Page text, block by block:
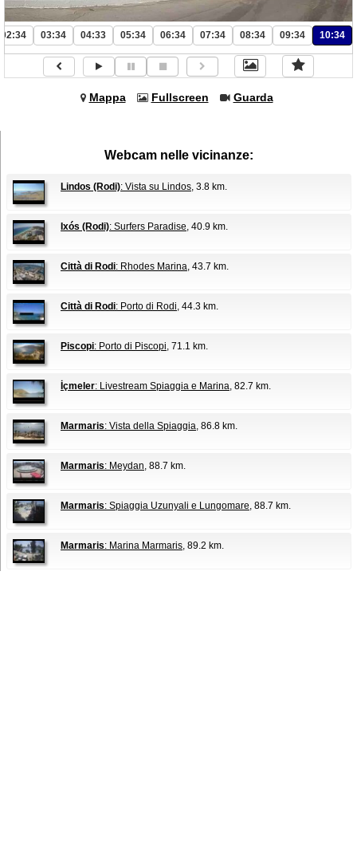
02:34 03:34 04:33 05:34 06:34 07:34 08:34 09:34 10:34
Mappa Fullscreen Guarda
Webcam nelle vicinanze:
Lindos (Rodi): Vista su Lindos, 3.8 km.
Ixós (Rodi): Surfers Paradise, 40.9 km.
Città di Rodi: Rhodes Marina, 43.7 km.
Città di Rodi: Porto di Rodi, 44.3 km.
Piscopi: Porto di Piscopi, 71.1 km.
İçmeler: Livestream Spiaggia e Marina, 82.7 km.
Marmaris: Vista della Spiaggia, 86.8 km.
Marmaris: Meydan, 88.7 km.
Marmaris: Spiaggia Uzunyali e Lungomare, 88.7 km.
Marmaris: Marina Marmaris, 89.2 km.